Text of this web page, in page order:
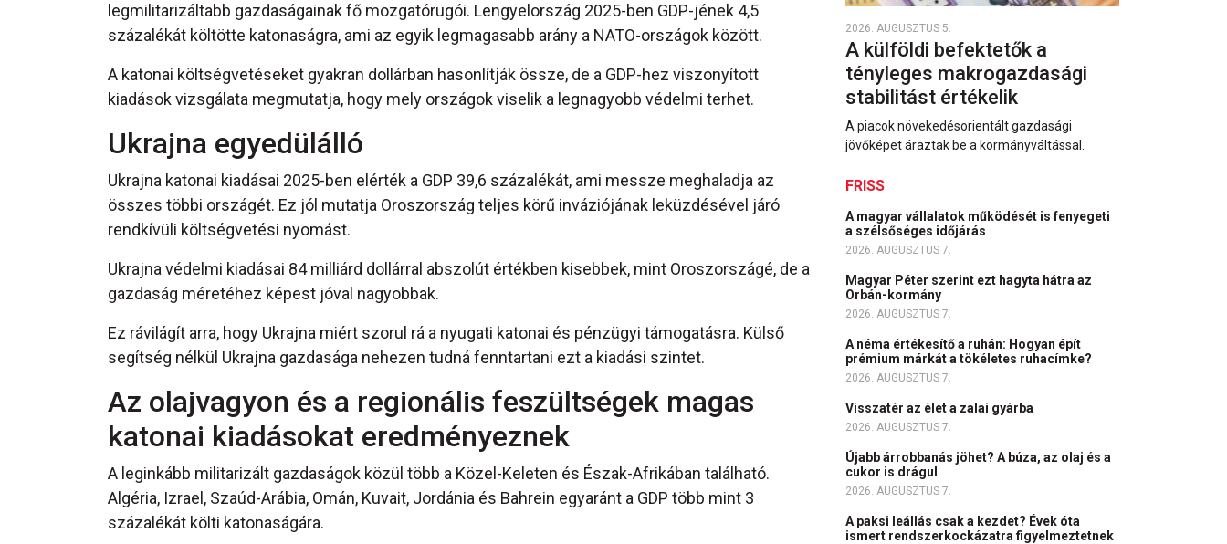
legmilitarizáltabb gazdaságainak fő mozgatórugói. Lengyelország 2025-ben GDP-jének 4,5
százalékát költötte katonaságra, ami az egyik legmagasabb arány a NATO-országok között.
A katonai költségvetéseket gyakran dollárban hasonlítják össze, de a GDP-hez viszonyított
kiadások vizsgálata megmutatja, hogy mely országok viselik a legnagyobb védelmi terhet.
Ukrajna egyedülálló
Ukrajna katonai kiadásai 2025-ben elérték a GDP 39,6 százalékát, ami messze meghaladja az
összes többi országét. Ez jól mutatja Oroszország teljes körű inváziójának leküzdésével járó
rendkívüli költségvetési nyomást.
Ukrajna védelmi kiadásai 84 milliárd dollárral abszolút értékben kisebbek, mint Oroszországé, de a
gazdaság méretéhez képest jóval nagyobbak.
Ez rávilágít arra, hogy Ukrajna miért szorul rá a nyugati katonai és pénzügyi támogatásra. Külső
segítség nélkül Ukrajna gazdasága nehezen tudná fenntartani ezt a kiadási szintet.
Az olajvagyon és a regionális feszültségek magas
katonai kiadásokat eredményeznek
A leginkább militarizált gazdaságok közül több a Közel-Keleten és Észak-Afrikában található.
Algéria, Izrael, Szaúd-Arábia, Omán, Kuvait, Jordánia és Bahrein egyaránt a GDP több mint 3
százalékát költi katonaságára.
2026. AUGUSZTUS 5.
A külföldi befektetők a
tényleges makrogazdasági
stabilitást értékelik
A piacok növekedésorientált gazdasági
jövőképet áraztak be a kormányváltással.
FRISS
A magyar vállalatok működését is fenyegeti
a szélsőséges időjárás
2026. AUGUSZTUS 7.
Magyar Péter szerint ezt hagyta hátra az
Orbán-kormány
2026. AUGUSZTUS 7.
A néma értékesítő a ruhán: Hogyan épít
prémium márkát a tökéletes ruhacímke?
2026. AUGUSZTUS 7.
Visszatér az élet a zalai gyárba
2026. AUGUSZTUS 7.
Újabb árrobbanás jöhet? A búza, az olaj és a
cukor is drágul
2026. AUGUSZTUS 7.
A paksi leállás csak a kezdet? Évek óta
ismert rendszerkockázatra figyelmeztetnek